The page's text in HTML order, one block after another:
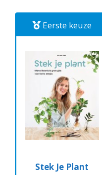
Eerste keuze
Stek Je Plant